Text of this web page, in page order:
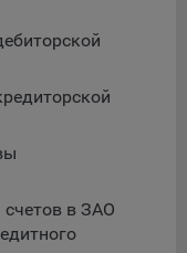
обобщенном виде
сайтов;
cookie, например,
в систему, или
Данные файлы
корректной
счетов в ЗАО